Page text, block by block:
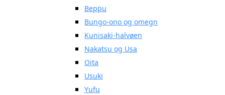
Beppu
Bungo-ono og omegn
Kunisaki-halvøen
Nakatsu og Usa
Oita
Usuki
Yufu